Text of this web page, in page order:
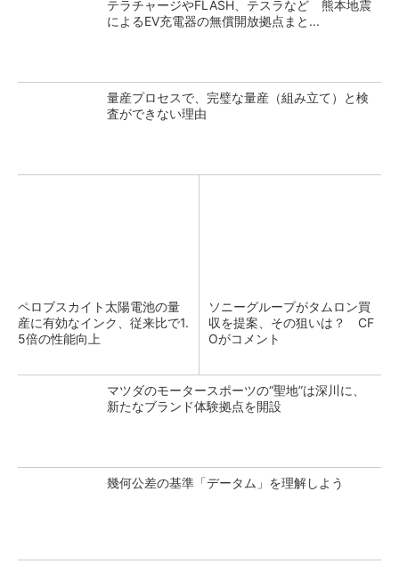
テラチャージやFLASH、テスラなど 熊本地震
によるEV充電器の無償開放拠点まと...
量産プロセスで、完璧な量産（組み立て）と検
査ができない理由
ペロブスカイト太陽電池の量
産に有効なインク、従来比で1.
5倍の性能向上
ソニーグループがタムロン買
収を提案、その狙いは？ CF
Oがコメント
マツダのモータースポーツの“聖地”は深川に、
新たなブランド体験拠点を開設
幾何公差の基準「データム」を理解しよう